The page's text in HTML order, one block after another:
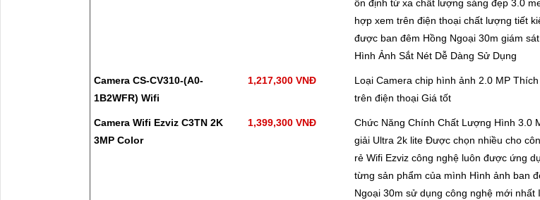
ổn định từ xa chất lượng sáng đẹp 3.0
hợp xem trên điện thoại chất lượng tiết
được ban đêm Hồng Ngoại 30m giám
Hình Ảnh Sắt Nét Dễ Dàng Sử Dụng
Camera CS-CV310-(A0-
1B2WFR) Wifi
1,217,300 VNĐ
Loại Camera chip hình ảnh 2.0 MP
trên điện thoại Giá tốt
Camera Wifi Ezviz C3TN 2K
3MP Color
1,399,300 VNĐ
Chức Năng Chính Chất Lượng Hình 3.0
giải Ultra 2k lite Được chọn nhiều cho
rẻ Wifi Ezviz công nghệ luôn được ứng
từng sản phẩm của mình Hình ảnh ban
Ngoại 30m sử dụng công nghệ mới nhất